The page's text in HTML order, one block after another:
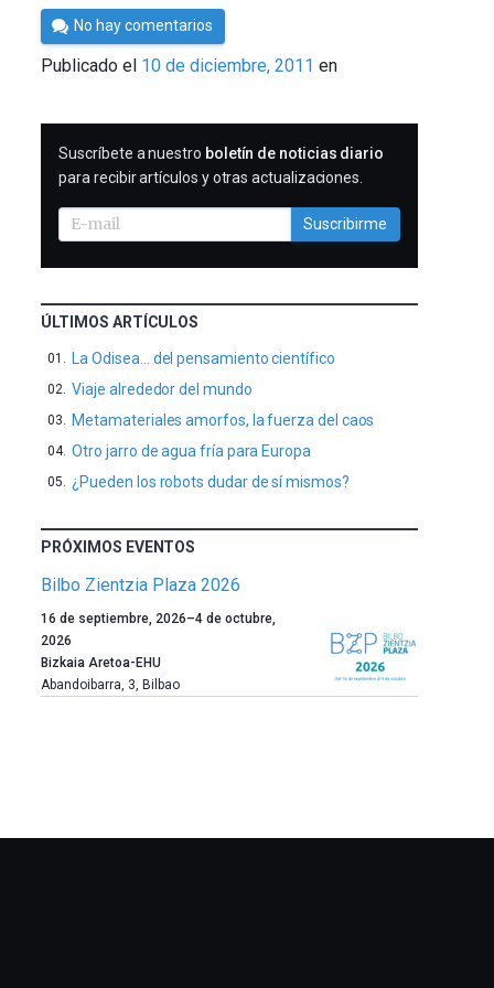
Por
Cultura
Cientifica
No hay comentarios
Publicado el 10 de diciembre, 2011 en
SUSCRIBIRME
Suscríbete a nuestro boletín de noticias diario
para recibir artículos y otras actualizaciones.
Suscribirme
ÚLTIMOS ARTÍCULOS
La Odisea… del pensamiento científico
Viaje alrededor del mundo
Metamateriales amorfos, la fuerza del caos
Otro jarro de agua fría para Europa
¿Pueden los robots dudar de sí mismos?
PRÓXIMOS EVENTOS
Bilbo Zientzia Plaza 2026
Un
año
más,
Bilbao
la
16 de septiembre, 2026–4 de octubre,
2026
Bizkaia Aretoa-EHU
Abandoibarra, 3, Bilbao